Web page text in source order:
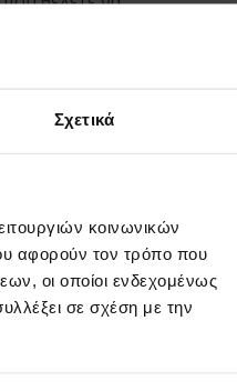
Σχετικά
κοινωνικών
αφορούν τον τρόπο που
οι οποίοι ενδεχομένως
σε σχέση με την